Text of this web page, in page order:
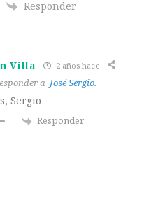
Responder
Villa 2 años hace
a José Sergio.
Sergio
Responder